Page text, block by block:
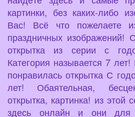
картинки, без каких-либо
Вас! Всё что пожелаете
праздничных изображений!
открытка из серии с
Категория называется 7
понравилась открытка С
лет! Обаятельная,
открытка, картинка! из этой
здесь онлайн и они